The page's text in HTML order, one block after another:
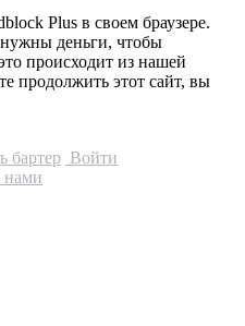
Plus в своем браузере.
деньги, чтобы
происходит из нашей
продолжить этот сайт, вы
бартер Войти
нами